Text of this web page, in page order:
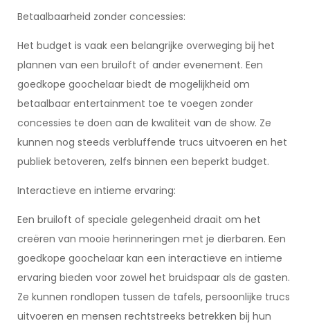
Betaalbaarheid zonder concessies:
Het budget is vaak een belangrijke overweging bij het
plannen van een bruiloft of ander evenement. Een
goedkope goochelaar biedt de mogelijkheid om
betaalbaar entertainment toe te voegen zonder
concessies te doen aan de kwaliteit van de show. Ze
kunnen nog steeds verbluffende trucs uitvoeren en het
publiek betoveren, zelfs binnen een beperkt budget.
Interactieve en intieme ervaring:
Een bruiloft of speciale gelegenheid draait om het
creëren van mooie herinneringen met je dierbaren. Een
goedkope goochelaar kan een interactieve en intieme
ervaring bieden voor zowel het bruidspaar als de gasten.
Ze kunnen rondlopen tussen de tafels, persoonlijke trucs
uitvoeren en mensen rechtstreeks betrekken bij hun